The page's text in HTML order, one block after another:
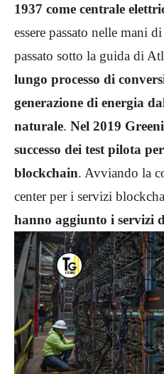
1937 come centrale
essere passato nelle mani
passato sotto la guida di
lungo processo di
generazione di energia
naturale. Nel 2019
successo dei test pilota
blockchain. Avviando la
center per i servizi
hanno aggiunto i servizi